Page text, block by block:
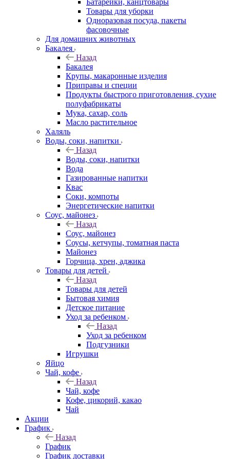
Батарейки, канцтовары
Товары для уборки
Одноразовая посуда, пакеты
фасовочные
Для домашних животных
Бакалея
Назад
Бакалея
Крупы, макаронные изделия
Приправы и специи
Продукты быстрого приготовления, сухие
полуфабрикаты
Мука, сахар, соль
Масло растительное
Халяль
Воды, соки, напитки
Назад
Воды, соки, напитки
Вода
Газированные напитки
Квас
Соки, компоты
Энергетические напитки
Соус, майонез
Назад
Соус, майонез
Соусы, кетчупы, томатная паста
Майонез
Горчица, хрен, аджика
Товары для детей
Назад
Товары для детей
Бытовая химия
Детское питание
Уход за ребенком
Назад
Уход за ребенком
Подгузники
Игрушки
Яйцо
Чай, кофе
Назад
Чай, кофе
Кофе, цикорий, какао
Чай
Акции
График
Назад
График
График доставки